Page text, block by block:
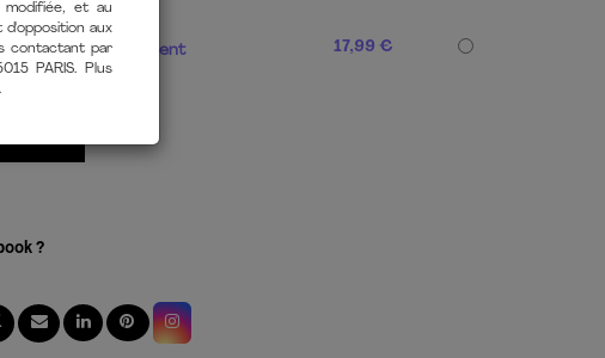
+ PDF]
Téléchargement
17,99 €
?
et au
d'opposition aux
contactant par
PARIS. Plus
.